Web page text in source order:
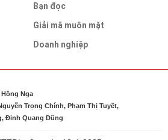
Bạn đọc
Giải mã muôn mặt
Doanh nghiệp
Nga
Trọng Chính, Phạm Thị Tuyết,
Đinh Quang Dũng